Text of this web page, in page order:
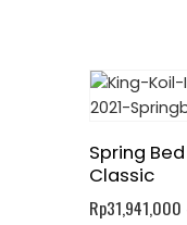
Spring
Classic
Rp31,941,000